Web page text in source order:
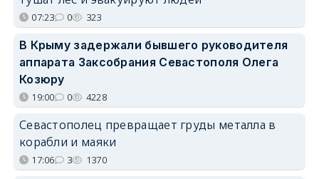
07:23 0 323
В Крыму задержали бывшего руководителя
аппарата Заксобрания Севастополя Олега
Козюру
19:00 0 4228
Севастополец превращает груды металла в
корабли и маяки
17:06 3 1370